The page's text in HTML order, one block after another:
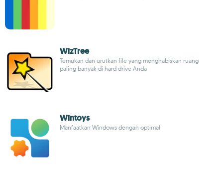
WizTree
Temukan dan urutkan file yang menghabiskan ruang
paling banyak di hard drive Anda
Wintoys
Manfaatkan Windows dengan optimal